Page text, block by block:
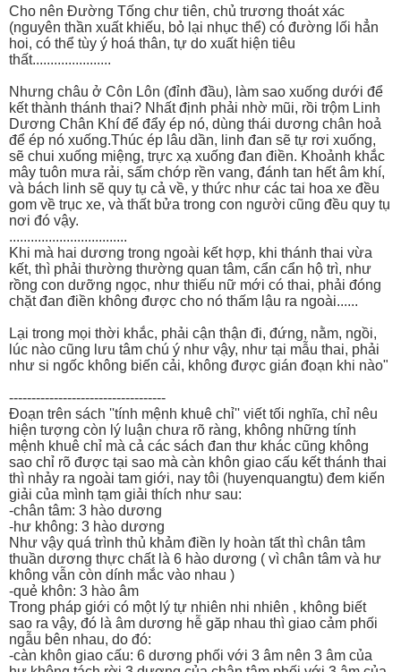
Cho nên Đường Tống chư tiên, chủ trương thoát xác
(nguyên thần xuất khiếu, bỏ lại nhục thể) có đường lối hẳn
hoi, có thể tùy ý hoá thân, tự do xuất hiện tiêu
thất......................
Nhưng châu ở Côn Lôn (đỉnh đầu), làm sao xuống dưới để
kết thành thánh thai? Nhất định phải nhờ mũi, rồi trộm Linh
Dương Chân Khí để đẩy ép nó, dùng thái dương chân hoả
để ép nó xuống.Thúc ép lâu dần, linh đan sẽ tự rơi xuống,
sẽ chui xuống miệng, trực xạ xuống đan điền. Khoảnh khắc
mây tuôn mưa rải, sấm chớp rền vang, đánh tan hết âm khí,
và bách linh sẽ quy tụ cả về, y thức như các tai hoa xe đều
gom về trục xe, và thất bửa trong con người cũng đều quy tụ
nơi đó vậy.
.................................
Khi mà hai dương trong ngoài kết hợp, khi thánh thai vừa
kết, thì phải thường thường quan tâm, cẩn cẩn hộ trì, như
rồng con dưỡng ngọc, như thiếu nữ mới có thai, phải đóng
chặt đan điền không được cho nó thấm lậu ra ngoài......
Lại trong mọi thời khắc, phải cận thận đi, đứng, nằm, ngồi,
lúc nào cũng lưu tâm chú ý như vậy, như tại mẫu thai, phải
như si ngốc không biến cải, không được gián đoạn khi nào"
-----------------------------------
Đoạn trên sách ''tính mệnh khuê chỉ'' viết tối nghĩa, chỉ nêu
hiện tượng còn lý luận chưa rõ ràng, không những tính
mệnh khuê chỉ mà cả các sách đan thư khác cũng không
sao chỉ rõ được tại sao mà càn khôn giao cấu kết thánh thai
thì nhảy ra ngoài tam giới, nay tôi (huyenquangtu) đem kiến
giải của mình tạm giải thích như sau:
-chân tâm: 3 hào dương
-hư không: 3 hào dương
Như vậy quá trình thủ khảm điền ly hoàn tất thì chân tâm
thuần dương thực chất là 6 hào dương ( vì chân tâm và hư
không vẫn còn dính mắc vào nhau )
-quẻ khôn: 3 hào âm
Trong pháp giới có một lý tự nhiên nhi nhiên , không biết
sao ra vậy, đó là âm dương hễ găp nhau thì giao cảm phối
ngẫu bên nhau, do đó:
-càn khôn giao cấu: 6 dương phối với 3 âm nên 3 âm của